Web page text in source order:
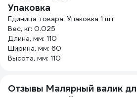
Упаковка
Единица товара: Упаковка 1 шт
Вес, кг: 0.025
Длина, мм: 110
Ширина, мм: 60
Высота, мм: 110
Отзывы Малярный валик